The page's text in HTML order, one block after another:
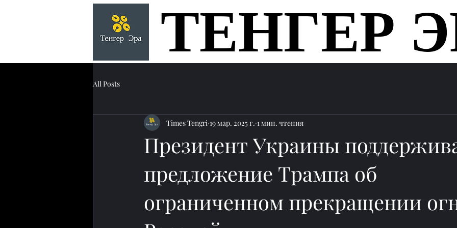
Главная
ТЕНГЕР
ТЕНГЕР
All Posts
Президент Украины
предложение Трампа об
ограниченном прекращении
Times Tengri 19 мар. 2025 г. 1 мин. чтения